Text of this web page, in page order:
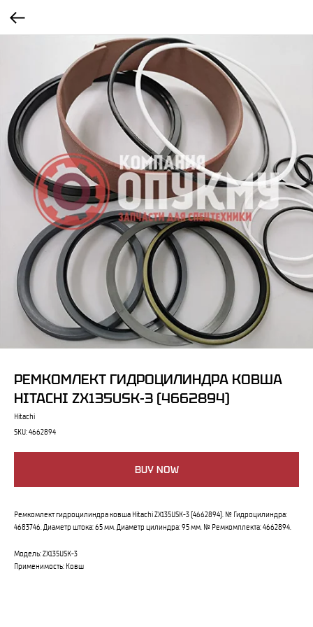
РЕМКОМЛЕКТ ГИДРОЦИЛИНДРА КОВША
HITACHI ZX135USK-3 (4662894)
Hitachi
SKU:4662894
BUY NOW
Ремкомлект гидроцилиндра ковша Hitachi ZX135USK-3 (4662894). № Гидроцилиндра:
4683746. Диаметр штока: 65 мм. Диаметр цилиндра: 95 мм. № Ремкомплекта: 4662894.
Модель: ZX135USK-3
Применимость: Ковш